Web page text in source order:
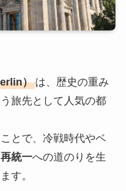
） は、歴史の重み
旅先として人気の都
とで、冷戦時代やベ
再統一への道のりを生
す。